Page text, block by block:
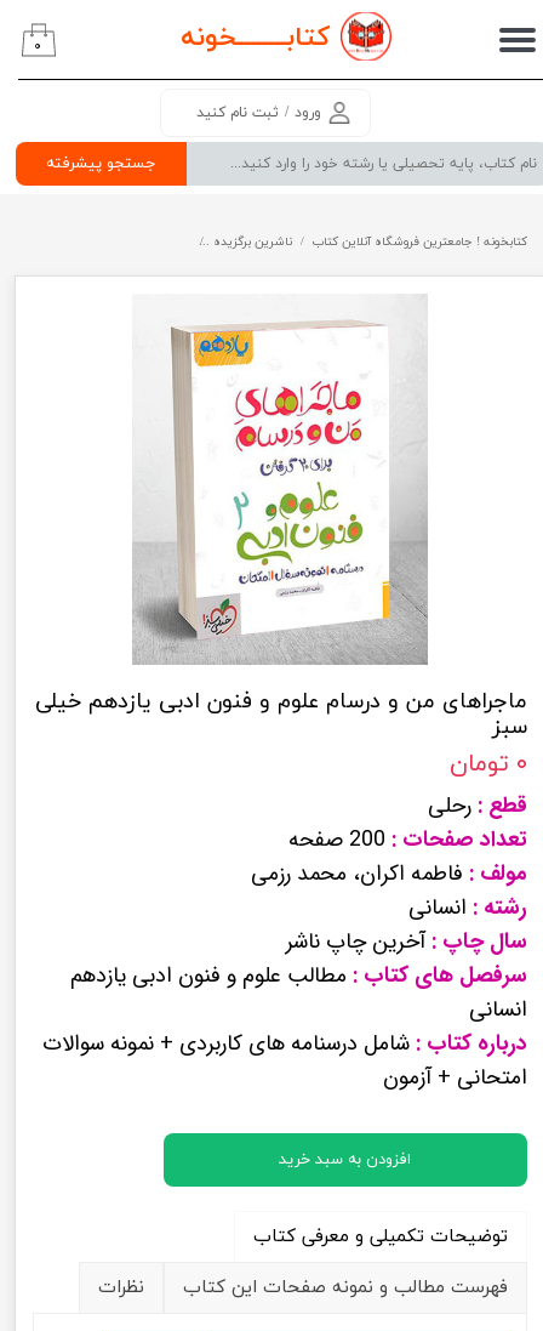
کتابــــــــخونه
جستجو پیشرفته
ورود / ثبت نام کنید
حساب کاربری من
سفارشات
۰
کتابخونه ! جامعترین فروشگاه آنلاین کتاب ناشرین برگزیده
ماجراهای من و درسام علوم و فنون ادبی یازدهم خیلی
سبز
۰ تومان
قطع : رحلی
تعداد صفحات : 200 صفحه
مولف : فاطمه اکران، محمد رزمی
رشته : انسانی
سال چاپ :آخرین چاپ ناشر
سرفصل های کتاب : مطالب علوم و فنون ادبی یازدهم
انسانی
درباره کتاب : شامل درسنامه های کاربردی + نمونه سوالات
امتحانی + آزمون
افزودن به سبد خرید
توضیحات تکمیلی و معرفی کتاب
فهرست مطالب و نمونه صفحات این کتاب
نظرات